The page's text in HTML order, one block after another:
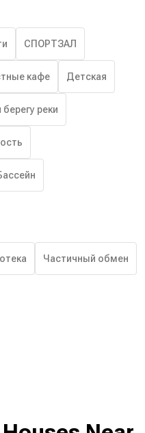
СПОРТЗАЛ
кафе Детская
берегу реки
Частичный обмен